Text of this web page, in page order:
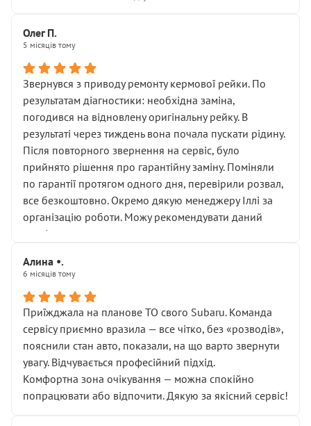
Олег П.
5 місяців тому
Звернувся з приводу ремонту кермової рейки. По
результатам діагностики: необхідна заміна,
погодився на відновлену оригінальну рейку. В
результаті через тиждень вона почала пускати рідину.
Після повторного звернення на сервіс, було
прийнято рішення про гарантійну заміну. Поміняли
по гарантії протягом одного дня, перевірили розвал,
все безкоштовно. Окремо дякую менеджеру Іллі за
організацію роботи. Можу рекомендувати даний
сервіс.
Алина •.
6 місяців тому
Приїжджала на планове ТО свого Subaru. Команда
сервісу приємно вразила — все чітко, без «розводів»,
пояснили стан авто, показали, на що варто звернути
увагу. Відчувається професійний підхід.
Комфортна зона очікування — можна спокійно
попрацювати або відпочити. Дякую за якісний сервіс!